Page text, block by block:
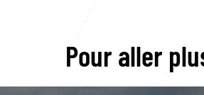
Pour aller